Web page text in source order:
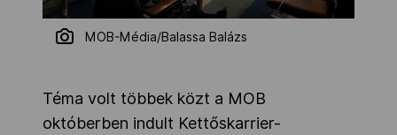
MOB-Média/Balassa Balázs
Téma volt többek közt a MOB
októberben indult Kettőskarrier-